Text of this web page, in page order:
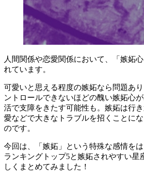
人間関係や恋愛関係において、「嫉妬
れています。
可愛いと思える程度の嫉妬なら問題あ
ントロールできないほどの醜い嫉妬心
活で支障をきたす可能性も。嫉妬は行
愛などで大きなトラブルを招くことに
のです。
今回は、「嫉妬」という特殊な感情を
ランキングトップ5と嫉妬されやすい星
しくまとめてみました！